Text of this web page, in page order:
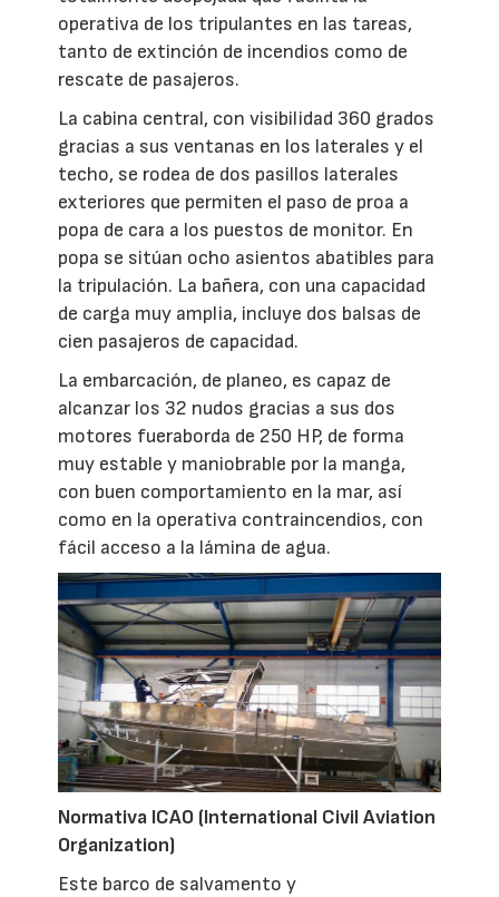
operativa de los tripulantes en las tareas,
tanto de extinción de incendios como de
rescate de pasajeros.
La cabina central, con visibilidad 360 grados
gracias a sus ventanas en los laterales y el
techo, se rodea de dos pasillos laterales
exteriores que permiten el paso de proa a
popa de cara a los puestos de monitor. En
popa se sitúan ocho asientos abatibles para
la tripulación. La bañera, con una capacidad
de carga muy amplia, incluye dos balsas de
cien pasajeros de capacidad.
La embarcación, de planeo, es capaz de
alcanzar los 32 nudos gracias a sus dos
motores fueraborda de 250 HP, de forma
muy estable y maniobrable por la manga,
con buen comportamiento en la mar, así
como en la operativa contraincendios, con
fácil acceso a la lámina de agua.
Normativa ICAO (International Civil Aviation
Organization)
Este barco de salvamento y